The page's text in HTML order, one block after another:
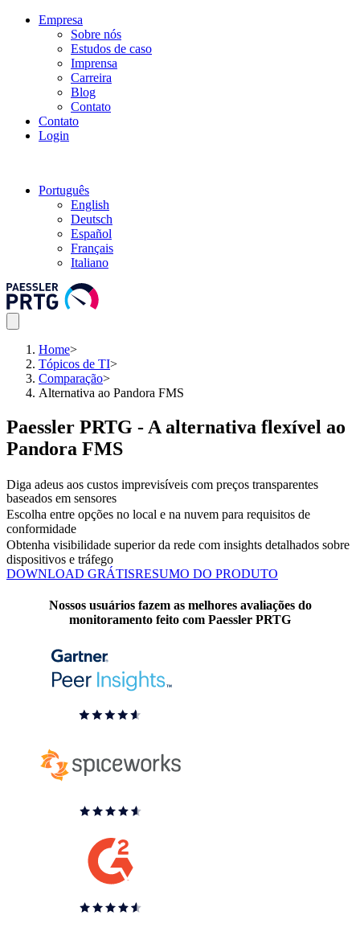
Empresa
Sobre nós
Estudos de caso
Imprensa
Carreira
Blog
Contato
Contato
Login
Português
English
Deutsch
Español
Français
Italiano
Home>
Tópicos de TI>
Comparação>
Alternativa ao Pandora FMS
Paessler PRTG - A alternativa flexível ao
Pandora FMS
Diga adeus aos custos imprevisíveis com preços transparentes
baseados em sensores
Escolha entre opções no local e na nuvem para requisitos de
conformidade
Obtenha visibilidade superior da rede com insights detalhados sobre
dispositivos e tráfego
DOWNLOAD GRÁTISRESUMO DO PRODUTO
Nossos usuários fazem as melhores avaliações do
monitoramento feito com Paessler PRTG